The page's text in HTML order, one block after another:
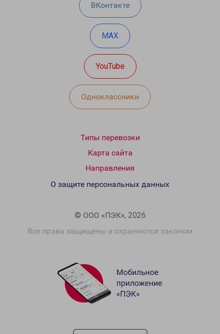
ВКонтакте
MAX
YouTube
Одноклассники
Типы перевозки
Карта сайта
Направления
© ООО «ПЭК», 2026
Все права защищены и охраняются законом
О защите персональных данных